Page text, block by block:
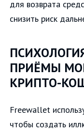
для возврата
снизить риск
ПРИЁМЫ
КРИПТО-
Freewallet
чтобы создать